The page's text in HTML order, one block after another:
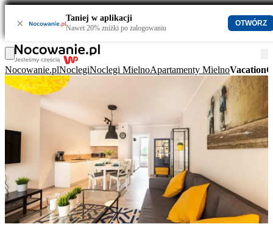
× Taniej w aplikacji
Nawet 20% zniżki po zalogowaniu
OTWÓRZ
Nocowanie.plNoclegiNoclegi MielnoApartamenty Mielno